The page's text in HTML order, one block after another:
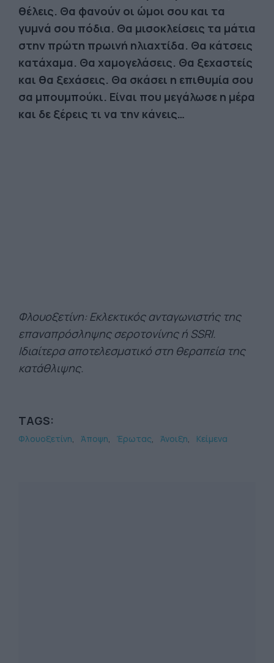
θέλεις. Θα φανούν οι ώμοι σου και τα
γυμνά σου πόδια. Θα μισοκλείσεις τα μάτια
στην πρώτη πρωινή ηλιαχτίδα. Θα κάτσεις
κατάχαμα. Θα χαμογελάσεις. Θα ξεχαστείς
και θα ξεχάσεις. Θα σκάσει η επιθυμία σου
σα μπουμπούκι. Είναι που μεγάλωσε η μέρα
και δε ξέρεις τι να την κάνεις…
Φλουοξετίνη: Εκλεκτικός ανταγωνιστής της
επαναπρόσληψης σεροτονίνης ή SSRI.
Ιδιαίτερα αποτελεσματικό στη θεραπεία της
κατάθλιψης.
TAGS:
Φλουοξετίνη Άποψη Έρωτας Άνοιξη Κείμενα